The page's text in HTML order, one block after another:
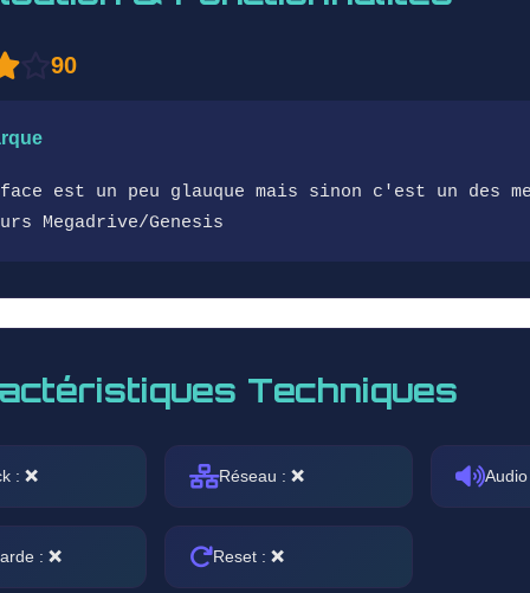
90
est un peu glauque mais sinon c'est un des
Megadrive/Genesis
Techniques
: ❌ Réseau : ❌
: ❌ Reset : ❌